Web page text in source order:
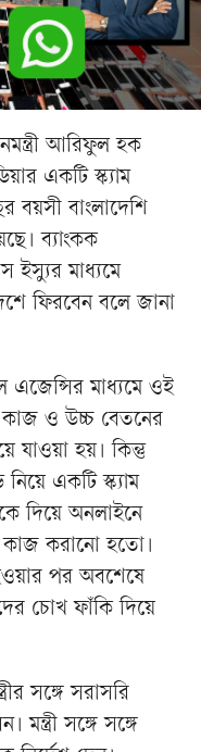
আরিফুল হক
একটি স্ক্যাম
বয়সী বাংলাদেশি
ব্যাংকক
ইস্যুর মাধ্যমে
ফিরবেন বলে জানা
এজেন্সির মাধ্যমে ওই
কাজ ও উচ্চ বেতনের
যাওয়া হয়। কিন্তু
একটি স্ক্যাম
দিয়ে অনলাইনে
কাজ করানো হতো।
পর অবশেষে
চোখ ফাঁকি দিয়ে
সঙ্গে সরাসরি
সঙ্গে সঙ্গে